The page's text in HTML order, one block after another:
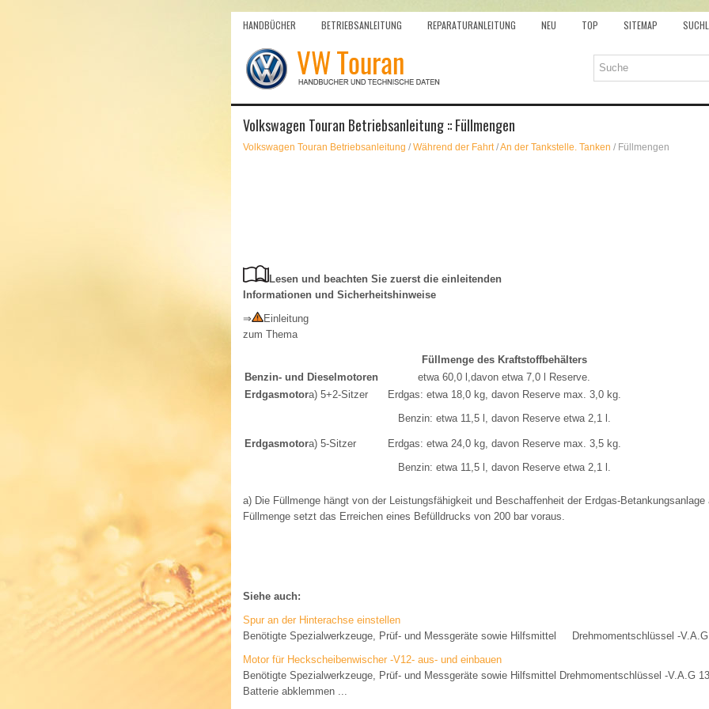
HANDBÜCHER BETRIEBSANLEITUNG REPARATURANLEITUNG NEU TOP SITEMAP
Volkswagen Touran Betriebsanleitung :: Füllmengen
Volkswagen Touran Betriebsanleitung / Während der Fahrt/An der Tankstelle. Tanken / Füllmengen
Lesen und beachten Sie zuerst die einleitenden
Informationen und Sicherheitshinweise
⇒
Einleitung
zum Thema
Füllmenge des Kraftstoffbehälters
Benzin- und Dieselmotoren
etwa 60,0 l,davon etwa 7,0 l Reserve.
Erdgasmotora) 5+2-Sitzer
Erdgas: etwa 18,0 kg, davon Reserve max. 3,0 kg.
Benzin: etwa 11,5 l, davon Reserve etwa 2,1 l.
Erdgasmotora) 5-Sitzer
Erdgas: etwa 24,0 kg, davon Reserve max. 3,5 kg.
Benzin: etwa 11,5 l, davon Reserve etwa 2,1 l.
a) Die Füllmenge hängt von der Leistungsfähigkeit und Beschaffenheit der Erdgas-Betankungsanlage
Füllmenge setzt das Erreichen eines Befülldrucks von 200 bar voraus.
Siehe auch:
Spur an der Hinterachse einstellen
Benötigte Spezialwerkzeuge, Prüf- und Messgeräte sowie Hilfsmittel Drehmomentschlüssel -
Motor für Heckscheibenwischer -V12- aus- und einbauen
Benötigte Spezialwerkzeuge, Prüf- und Messgeräte sowie Hilfsmittel Drehmomentschlüssel -V.A.G
Batterie abklemmen ...